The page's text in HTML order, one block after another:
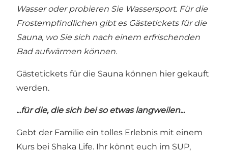
Wasser oder probieren Sie Wassersport. Für die
Frostempfindlichen gibt es Gästetickets für die
Sauna, wo Sie sich nach einem erfrischenden
Bad aufwärmen können.
Gästetickets für die Sauna können hier gekauft
werden.
...für die, die sich bei so etwas langweilen...
Gebt der Familie ein tolles Erlebnis mit einem
Kurs bei Shaka Life. Ihr könnt euch im SUP,